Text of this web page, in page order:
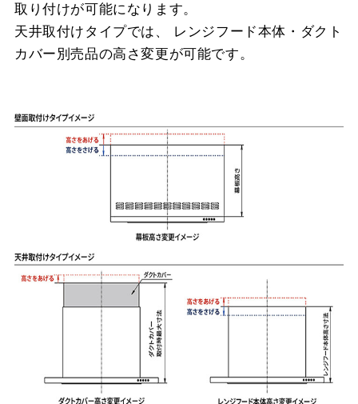
取り付けが可能になります。
天井取付けタイプでは、 レンジフード本体・ダクト
カバー別売品の高さ変更が可能です。